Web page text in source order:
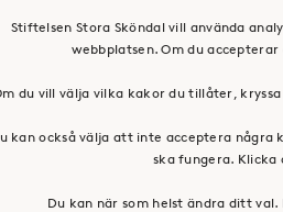
folkparksfest
Stiftelsen Stora Sköndal vill använda
webbplatsen. Om du
du vill välja vilka kakor du tillåter,
kan också välja att inte acceptera
ska fungera. Klicka
Du kan när som helst ändra ditt val.